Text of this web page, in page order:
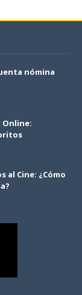
nómina
Online:
al Cine: ¿Cómo